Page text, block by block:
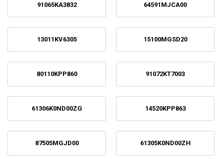
91065KA3832 64591MJCA00
13011KV6305 15100MGSD20
80110KPP860 91072KT7003
61306K0ND00ZG 14520KPP863
87505MGJD00 61305K0ND00ZH